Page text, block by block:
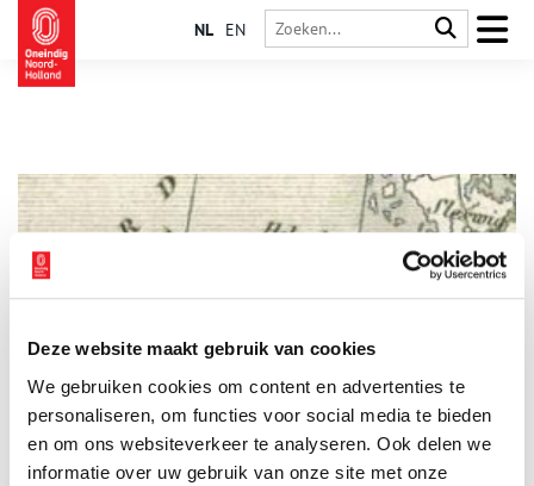
Deze website maakt gebruik van cookies
We gebruiken cookies om content en advertenties te
personaliseren, om functies voor social media te bieden
en om ons websiteverkeer te analyseren. Ook delen we
informatie over uw gebruik van onze site met onze
NL EN
Wie kent hem niet: Jan Adriaensz. Leeghwater uit De Rijp. Hij
werkte mee aan de droogmaking van de Beemster, Purmer,
Wijde Wormer en diverse andere grote meren. In 1634 was hij
in het buitenland aan de slag.